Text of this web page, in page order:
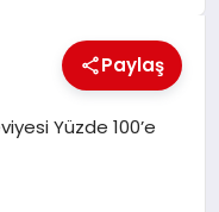
Paylaş